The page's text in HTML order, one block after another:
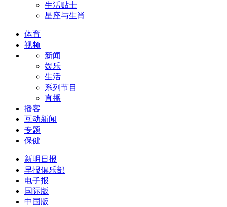
生活贴士
星座与生肖
体育
视频
新闻
娱乐
生活
系列节目
直播
播客
互动新闻
专题
保健
新明日报
早报俱乐部
电子报
国际版
中国版